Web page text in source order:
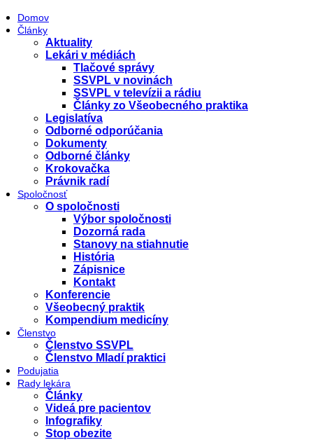
Domov
Články
Aktuality
Lekári v médiách
Tlačové správy
SSVPL v novinách
SSVPL v televízii a rádiu
Články zo Všeobecného praktika
Legislatíva
Odborné odporúčania
Dokumenty
Odborné články
Krokovačka
Právnik radí
Spoločnosť
O spoločnosti
Výbor spoločnosti
Dozorná rada
Stanovy na stiahnutie
História
Zápisnice
Kontakt
Konferencie
Všeobecný praktik
Kompendium medicíny
Členstvo
Členstvo SSVPL
Členstvo Mladí praktici
Podujatia
Rady lekára
Články
Videá pre pacientov
Infografiky
Stop obezite